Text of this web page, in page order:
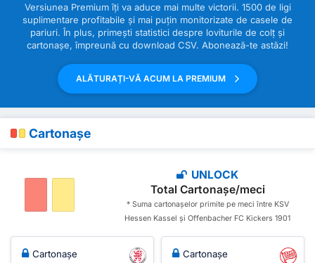
Versiunea Premium îți va aduce mai multe victorii. 1500 de ligi
suplimentare profitabile și mai puțin monitorizate de casele de
pariuri. În plus, primești statistici despre loviturile de colț și
cartonașe, împreună cu download CSV. Abonează-te astăzi!
ALĂTURAȚI-VĂ ACUM LA PREMIUM
Cartonașe
UNLOCK
Total Cartonașe/meci
* Suma cartonașelor primite pe meci între KSV
Hessen Kassel și Offenbacher FC Kickers 1901
Cartonașe Cartonașe